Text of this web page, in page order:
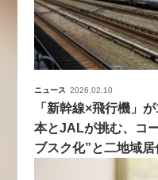
ニュース 2026.02.10
「新幹線×飛行機」
本とJALが挑む、コ
ブスク化”と二地域居